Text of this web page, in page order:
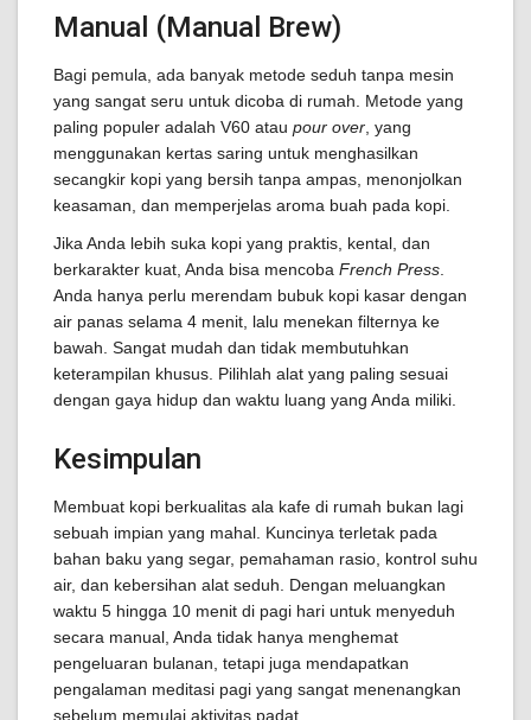
Manual (Manual Brew)
Bagi pemula, ada banyak metode seduh tanpa mesin
yang sangat seru untuk dicoba di rumah. Metode yang
paling populer adalah V60 atau pour over , yang
menggunakan kertas saring untuk menghasilkan
secangkir kopi yang bersih tanpa ampas, menonjolkan
keasaman, dan memperjelas aroma buah pada kopi.
Jika Anda lebih suka kopi yang praktis, kental, dan
berkarakter kuat, Anda bisa mencoba French Press
Anda hanya perlu merendam bubuk kopi kasar dengan
air panas selama 4 menit, lalu menekan filternya ke
bawah. Sangat mudah dan tidak membutuhkan
keterampilan khusus. Pilihlah alat yang paling sesuai
dengan gaya hidup dan waktu luang yang Anda miliki.
Kesimpulan
Membuat kopi berkualitas ala kafe di rumah bukan lagi
sebuah impian yang mahal. Kuncinya terletak pada
bahan baku yang segar, pemahaman rasio, kontrol suhu
air, dan kebersihan alat seduh. Dengan meluangkan
waktu 5 hingga 10 menit di pagi hari untuk menyeduh
secara manual, Anda tidak hanya menghemat
pengeluaran bulanan, tetapi juga mendapatkan
pengalaman meditasi pagi yang sangat menenangkan
sebelum memulai aktivitas padat.